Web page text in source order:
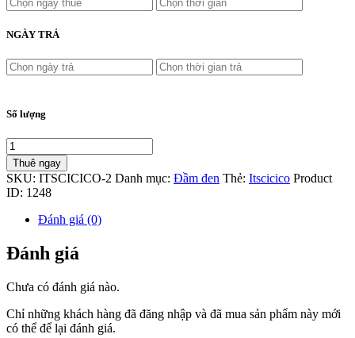
NGÀY TRẢ
Số lượng
Thuê ngay
SKU: ITSCICICO-2 Danh mục: Đầm đen Thẻ: Itscicico Product
ID: 1248
Đánh giá (0)
Đánh giá
Chưa có đánh giá nào.
Chỉ những khách hàng đã đăng nhập và đã mua sản phẩm này mới
có thể để lại đánh giá.